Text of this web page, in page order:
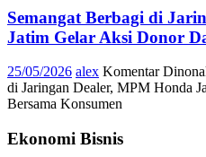
Semangat Berbagi di
Jatim Gelar Aksi Donor
25/05/2026 alex Komentar
di Jaringan Dealer, MPM Honda
Bersama Konsumen
Ekonomi Bisnis